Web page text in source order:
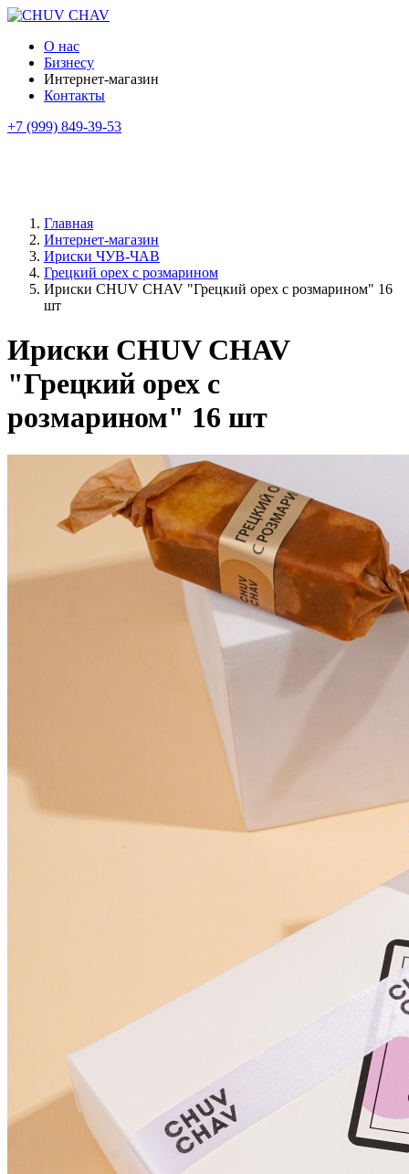
О нас
Бизнесу
Интернет-магазин
Контакты
+7 (999) 849-39-53
Главная
Интернет-магазин
Ириски ЧУВ-ЧАВ
Грецкий орех с розмарином
Ириски CHUV CHAV "Грецкий орех с розмарином" 16
шт
Ириски CHUV CHAV
"Грецкий орех с
розмарином" 16 шт